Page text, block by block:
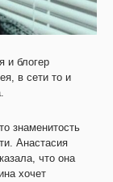
и блогер
в сети то и
знаменитость
Анастасия
что она
хочет